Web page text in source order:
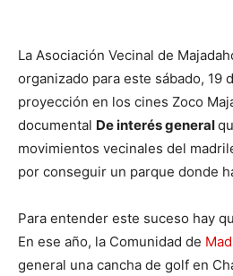
La Asociación Vecinal de
organizado para este sábado, 19
proyección en los cines Zoco
documental De interés general
movimientos vecinales del
por conseguir un parque donde
Para entender este suceso hay
En ese año, la Comunidad de
general una cancha de golf en